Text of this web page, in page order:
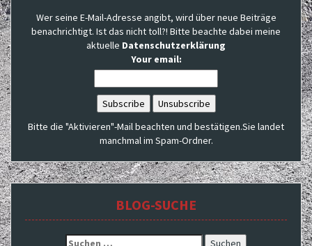
Wer seine E-Mail-Adresse angibt, wird über neue Beiträge
benachrichtigt. Ist das nicht toll?! Bitte beachte dabei meine
aktuelle Datenschutzerklärung
Your email:
Bitte die "Aktivieren"-Mail beachten und bestätigen.Sie landet
manchmal im Spam-Ordner.
BLOG-SUCHE
Suchen